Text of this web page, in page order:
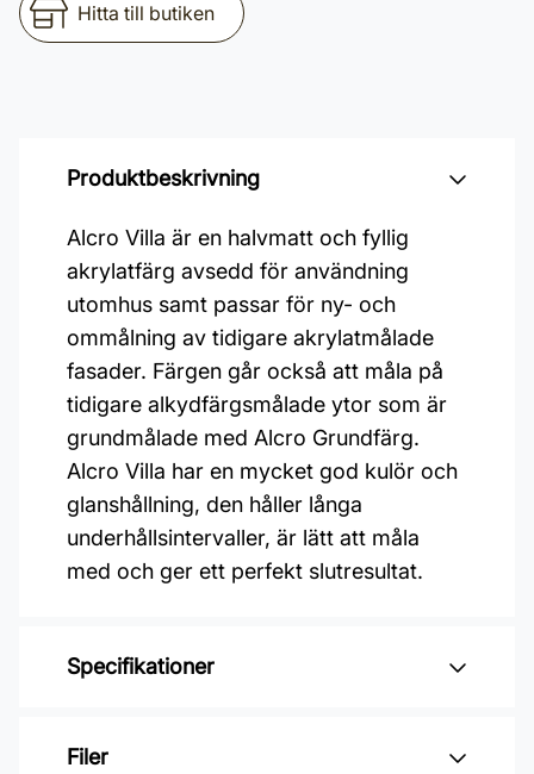
Hitta till butiken
Produktbeskrivning
Alcro Villa är en halvmatt och fyllig
akrylatfärg avsedd för användning
utomhus samt passar för ny- och
ommålning av tidigare akrylatmålade
fasader. Färgen går också att måla på
tidigare alkydfärgsmålade ytor som är
grundmålade med Alcro Grundfärg.
Alcro Villa har en mycket god kulör och
glanshållning, den håller långa
underhållsintervaller, är lätt att måla
med och ger ett perfekt slutresultat.
Specifikationer
Varumärke: Alcro
Filer